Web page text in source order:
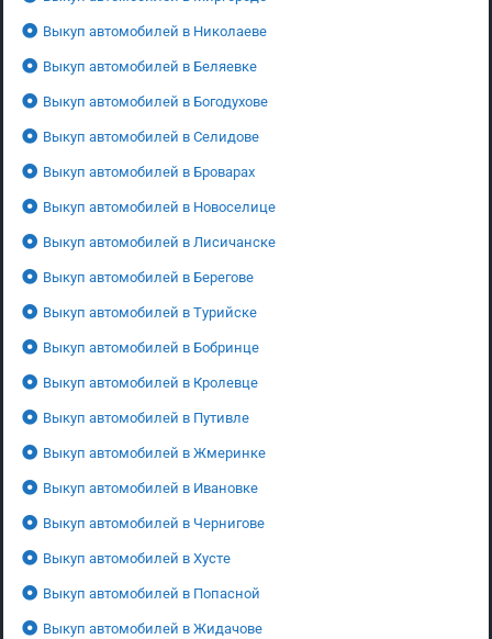
Выкуп автомобилей в Николаеве
Выкуп автомобилей в Беляевке
Выкуп автомобилей в Богодухове
Выкуп автомобилей в Селидове
Выкуп автомобилей в Броварах
Выкуп автомобилей в Новоселице
Выкуп автомобилей в Лисичанске
Выкуп автомобилей в Берегове
Выкуп автомобилей в Турийске
Выкуп автомобилей в Бобринце
Выкуп автомобилей в Кролевце
Выкуп автомобилей в Путивле
Выкуп автомобилей в Жмеринке
Выкуп автомобилей в Ивановке
Выкуп автомобилей в Чернигове
Выкуп автомобилей в Хусте
Выкуп автомобилей в Попасной
Выкуп автомобилей в Жидачове